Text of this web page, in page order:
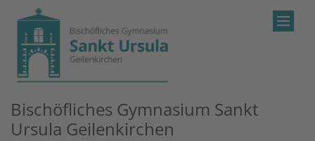
Zum Inhalt springen
Bischöfliches Gymnasium Sankt
Ursula Geilenkirchen